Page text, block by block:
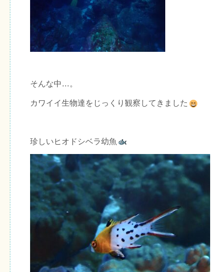
そんな中…。
カワイイ生物達をじっくり観察してきました
珍しいヒオドシベラ幼魚